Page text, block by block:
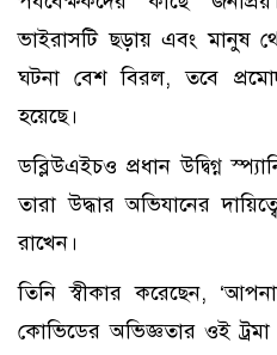
ভাইরাসটি ছড়ায় এবং মানুষ
ঘটনা বেশ বিরল, তবে
হয়েছে।
ডব্লিউএইচও প্রধান উদ্বিগ্ন
তারা উদ্ধার অভিযানের
রাখেন।
তিনি স্বীকার করেছেন,
কোভিডের অভিজ্ঞতার ওই